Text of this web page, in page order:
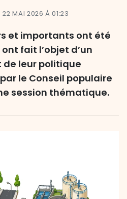
22 MAI 2026 À 01:23
et importants ont été
fait l’objet d’un
leur politique
le Conseil populaire
session thématique.